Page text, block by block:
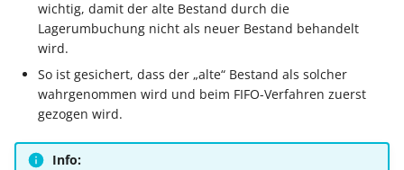
wichtig, damit der alte Bestand durch die
Lagerumbuchung nicht als neuer Bestand behandelt
wird.
So ist gesichert, dass der „alte“ Bestand als solcher
wahrgenommen wird und beim FIFO-Verfahren zuerst
gezogen wird.
Info: